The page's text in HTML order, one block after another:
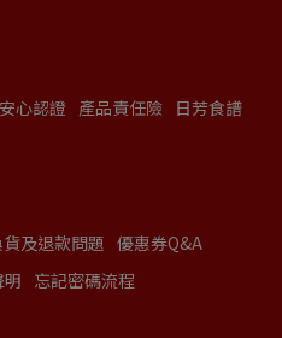
安心認證 產品責任險 日芳食譜
及退款問題 優惠券Q&A
明 忘記密碼流程